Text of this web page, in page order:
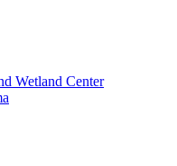
Wetland Center